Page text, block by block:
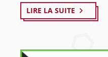
LIRE LA SUITE